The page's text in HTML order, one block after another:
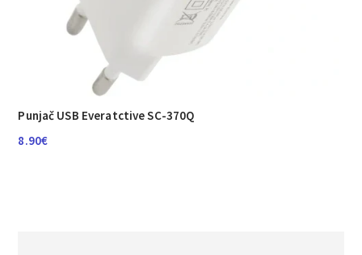
Punjač USB Everatctive SC-370Q
8.90€